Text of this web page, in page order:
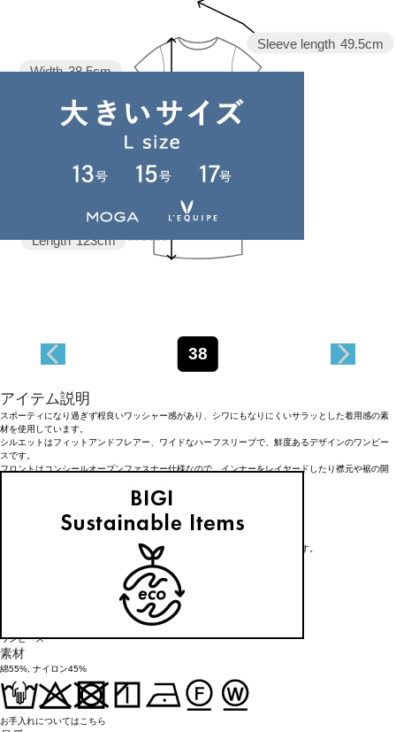
Sleeve length 49.5cm
Length 123cm
Width 38.5cm
38
アイテム説明
スポーティになり過ぎず程良いワッシャー感があり、シワにもなりにくいサラッとした着用感の素
材を使用しています。
シルエットはフィットアンドフレアー、ワイドなハーフスリーブで、鮮度あるデザインのワンピー
スです。
フロントはコンシールオープンファスナー仕様なので、インナーをレイヤードしたり襟元や裾の開
着脱もしやすい仕様になっています。
タテ糸にリサイクルナイロン糸、ヨコ糸に綿を使用したサステナブル素材です。
程よいスポーツテイストのある大人カジュアル素材です。
ワンピース
素材
綿55%, ナイロン45%
お手入れについてはこちら